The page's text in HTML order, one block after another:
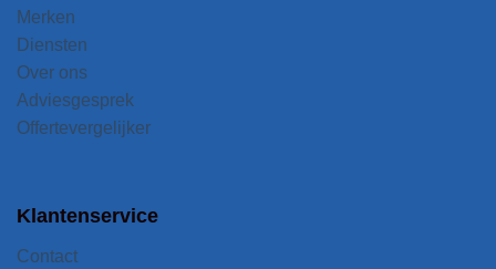
Merken
Diensten
Over ons
Adviesgesprek
Offertevergelijker
Klantenservice
Contact